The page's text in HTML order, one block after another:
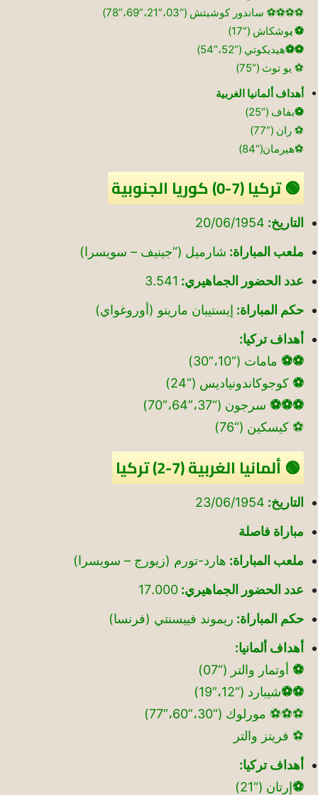
⚽⚽⚽⚽ ساندور كوشيتش (“03،”21،”69،”78)
⚽ بوشكاش (“17)
⚽⚽هيديكوتي (“52،”54)
⚽ يو توث (“75)
أهداف ألمانيا الغربية
⚽بفاف (“25)
⚽ ران (“77)
⚽هيرمان(“84)
🟢 تركيا (7-0) كوريا الجنوبية
التاريخ: 20/06/1954
ملعب المباراة: شارميل (“جينيف – سويسرا)
عدد الحضور الجماهيري: 3.541
حكم المباراة: إيستيبان مارينو (أوروغواي)
أهداف تركيا:
⚽⚽ مامات (“10،”30)
⚽ كوجوكاندونياديس (“24)
⚽⚽⚽ سرجون (“37،”64،”70)
⚽ كيسكين (“76)
🟢 ألمانيا الغربية (7-2) تركيا
التاريخ: 23/06/1954
مباراة فاصلة
ملعب المباراة: هارد-تورم (زيورج – سويسرا)
عدد الحضور الجماهيري: 17.000
حكم المباراة: ريموند فييسنتي (فرنسا)
أهداف ألمانيا:
⚽ أوتمار والتر (“07)
⚽⚽شيبارد (“12،”19)
⚽⚽⚽ مورلوك (“30،”60،”77)
⚽ فريتز والتر
أهداف تركيا:
⚽إرتان (“21)